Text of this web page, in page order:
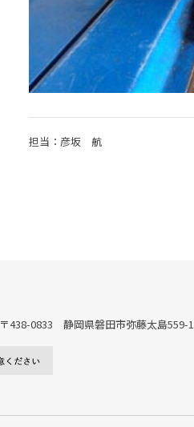
担当：彦坂 航
〒438-0833 静岡県磐田市弥藤太島559-1